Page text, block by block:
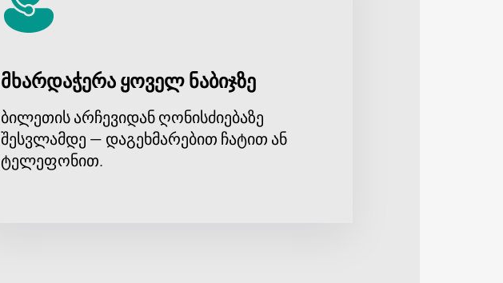
მხარდაჭერა ყოველ ნაბიჯზე
ბილეთის არჩევიდან ღონისძიებაზე
შესვლამდე — დაგეხმარებით ჩატით ან
ტელეფონით.